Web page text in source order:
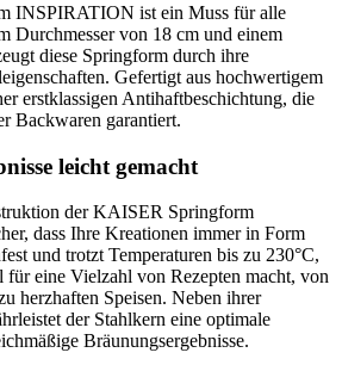
INSPIRATION ist ein Muss für alle
Durchmesser von 18 cm und einem
diese Springform durch ihre
Gefertigt aus hochwertigem
erstklassigen Antihaftbeschichtung, die
Backwaren garantiert.
leicht gemacht
der KAISER Springform
dass Ihre Kreationen immer in Form
und trotzt Temperaturen bis zu 230°C,
für eine Vielzahl von Rezepten macht, von
herzhaften Speisen. Neben ihrer
der Stahlkern eine optimale
Bräunungsergebnisse.